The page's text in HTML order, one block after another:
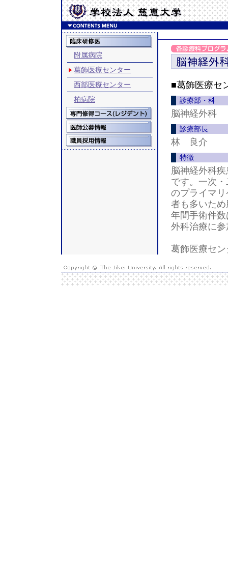
附属病院
葛飾医療センター
西部医療センター
柏病院
■葛飾医療セ
診療部・科
脳神経外科
診療部長
林 良介
特徴
脳神経外科
です。一次
のプライマ
者も多いた
年間手術件
外科治療に
葛飾医療セ